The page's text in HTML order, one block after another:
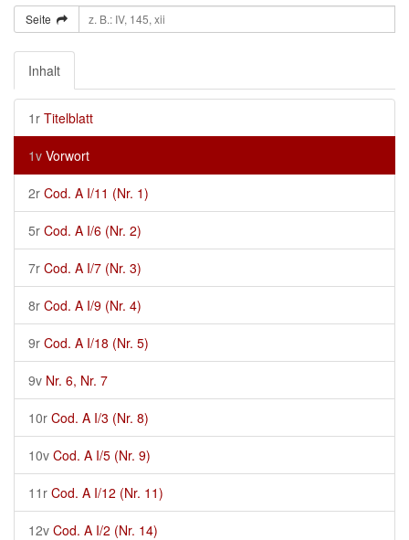
Seite
Inhalt
1r Titelblatt
1v Vorwort
2r Cod. A I/11 (Nr. 1)
5r Cod. A I/6 (Nr. 2)
7r Cod. A I/7 (Nr. 3)
8r Cod. A I/9 (Nr. 4)
9r Cod. A I/18 (Nr. 5)
9v Nr. 6, Nr. 7
10r Cod. A I/3 (Nr. 8)
10v Cod. A I/5 (Nr. 9)
11r Cod. A I/12 (Nr. 11)
12v Cod. A I/2 (Nr. 14)